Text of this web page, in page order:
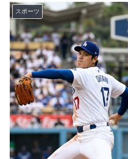
決定的に！メディカル
ーセナルファンも祝福
▶ 【海外の反応】南アの
勘違いして一発退場「
▶ 突進してきた牛を跳び
なった闘牛場の映像【
▶ 英国人「日本代表で一
が浮上！現地サポが大
外の反応】
スポーツ